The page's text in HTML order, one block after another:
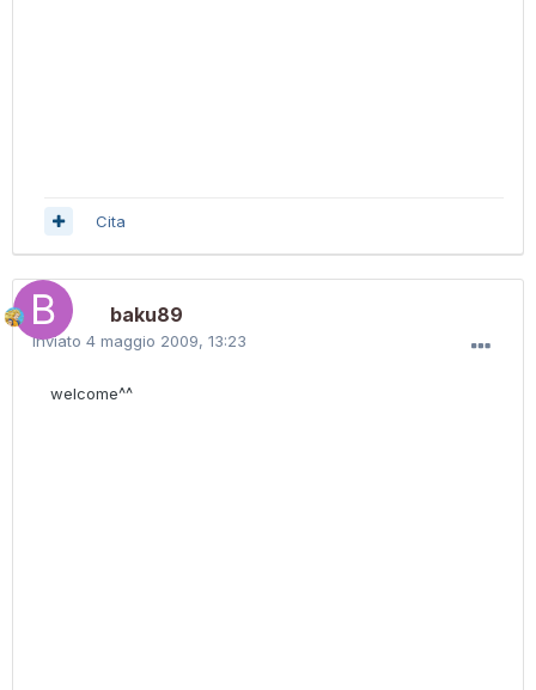
Cita
baku89
Inviato 4 maggio 2009, 13:23
welcome^^